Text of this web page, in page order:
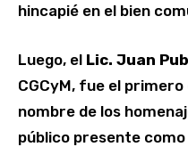
hincapié en el bien
Luego, el Lic. Juan
CGCyM, fue el
nombre de los
público presente